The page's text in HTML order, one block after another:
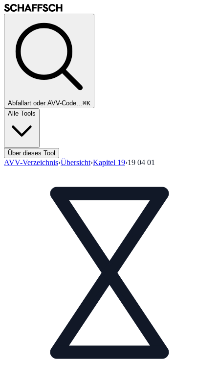
Abfallart oder AVV-Code…⌘K
Alle Tools
Über dieses Tool
AVV-Verzeichnis›Übersicht›Kapitel 19›19 04 01